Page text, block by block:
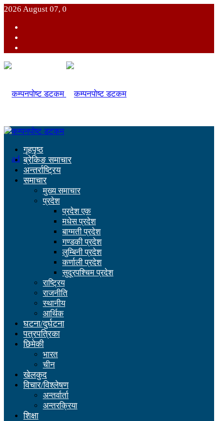
2026 August 07, 0
गृहपृष्ठ
ब्रेकिङ समाचार
अन्तर्राष्ट्रिय
समाचार
मुख्य समाचार
प्रदेश
प्रदेश एक
मधेस प्रदेश
बाग्मती प्रदेश
गण्डकी प्रदेश
लुम्बिनी प्रदेश
कर्णाली प्रदेश
सुदूरपश्चिम प्रदेश
राष्ट्रिय
राजनीति
स्थानीय
आर्थिक
घटना/दुर्घटना
पत्रपत्रिका
छिमेकी
भारत
चीन
खेलकुद
विचार/विश्लेषण
अन्तर्वार्ता
अन्तरक्रिया
शिक्षा